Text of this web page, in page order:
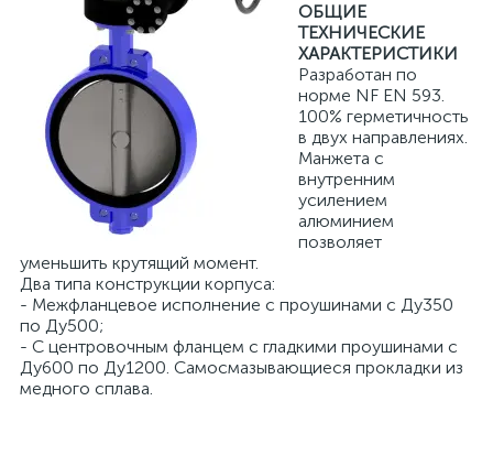
ОБЩИЕ
ТЕХНИЧЕСКИЕ
ХАРАКТЕРИСТИКИ
Разработан по
норме NF EN 593.
100% герметичность
в двух направлениях.
Манжета с
внутренним
усилением
алюминием
позволяет
уменьшить крутящий момент.
Два типа конструкции корпуса:
- Межфланцевое исполнение с проушинами с Ду350
по Ду500;
- С центровочным фланцем с гладкими проушинами с
Ду600 по Ду1200. Самосмазывающиеся прокладки из
медного сплава.